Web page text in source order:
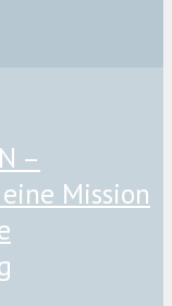
–
Mission